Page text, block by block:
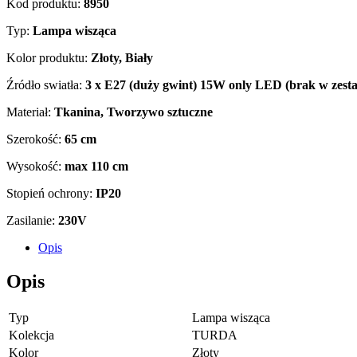
Kod produktu: 8950
Typ: Lampa wisząca
Kolor produktu: Złoty, Biały
Źródło swiatła: 3 x E27 (duży gwint) 15W only LED (brak w
Materiał: Tkanina, Tworzywo sztuczne
Szerokość: 65 cm
Wysokość: max 110 cm
Stopień ochrony: IP20
Zasilanie: 230V
Opis
Opis
Typ
Lampa wisząca
Kolekcja
TURDA
Kolor
Złoty